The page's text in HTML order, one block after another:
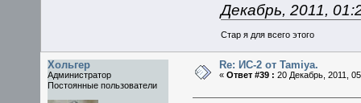
Декабрь, 2011,
Стар я для всего этого
Хольгер
Администратор
Постоянные пользователи
Re: ИС-2 от Tamiya.
« Ответ #39 : 20 Декабрь, 2011,